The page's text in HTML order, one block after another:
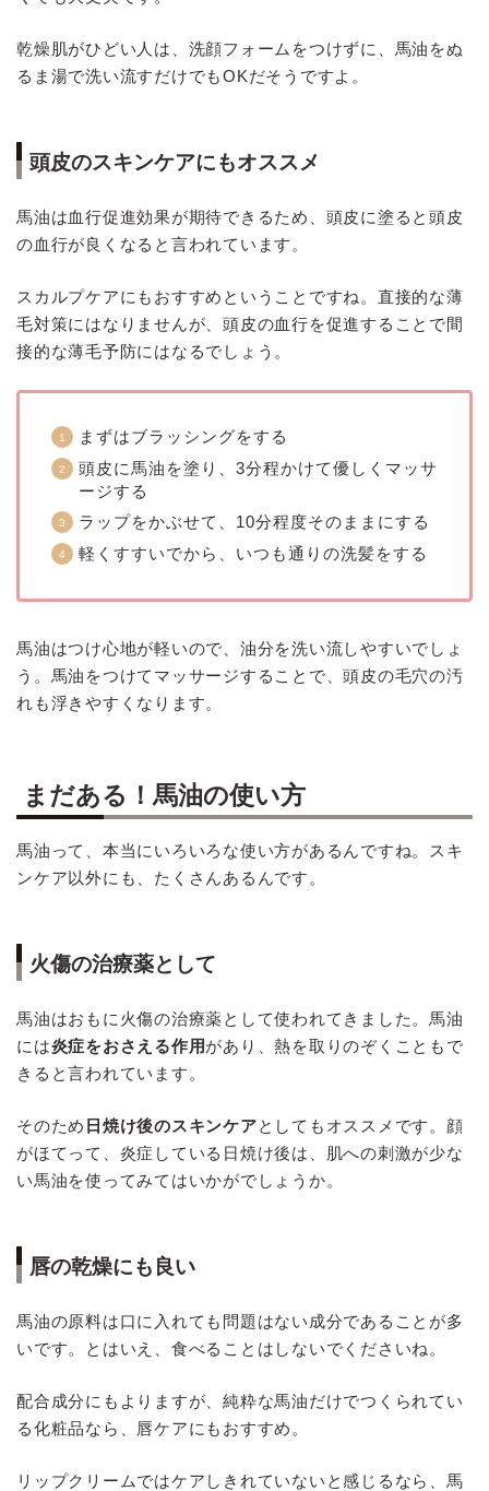
乾燥肌がひどい人は、洗顔フォームをつけずに、馬油をぬ
るま湯で洗い流すだけでもOKだそうですよ。
頭皮のスキンケアにもオススメ
馬油は血行促進効果が期待できるため、頭皮に塗ると頭皮
の血行が良くなると言われています。
スカルプケアにもおすすめということですね。直接的な薄
毛対策にはなりませんが、頭皮の血行を促進することで間
接的な薄毛予防にはなるでしょう。
まずはブラッシングをする
頭皮に馬油を塗り、3分程かけて優しくマッサ
ージする
ラップをかぶせて、10分程度そのままにする
軽くすすいでから、いつも通りの洗髪をする
馬油はつけ心地が軽いので、油分を洗い流しやすいでしょ
う。馬油をつけてマッサージすることで、頭皮の毛穴の汚
れも浮きやすくなります。
まだある！馬油の使い方
馬油って、本当にいろいろな使い方があるんですね。スキ
ンケア以外にも、たくさんあるんです。
火傷の治療薬として
馬油はおもに火傷の治療薬として使われてきました。馬油
には炎症をおさえる作用があり、熱を取りのぞくこともで
きると言われています。
そのため 日焼け後のスキンケアとしてもオススメです。顔
がほてって、炎症している日焼け後は、肌への刺激が少な
い馬油を使ってみてはいかがでしょうか。
唇の乾燥にも良い
馬油の原料は口に入れても問題はない成分であることが多
いです。とはいえ、食べることはしないでくださいね。
配合成分にもよりますが、純粋な馬油だけでつくられてい
る化粧品なら、唇ケアにもおすすめ。
リップクリームではケアしきれていないと感じるなら、馬